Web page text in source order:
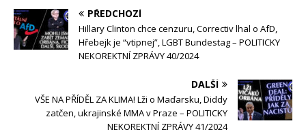
PŘEDCHOZÍ
Hillary Clinton chce cenzuru, Correctiv lhal o AfD,
Hřebejk je “vtipnej”, LGBT Bundestag – POLITICKY
NEKOREKTNÍ ZPRÁVY 40/2024
DALŠÍ
VŠE NA PŘÍDĚL ZA KLIMA! Lži o Maďarsku, Diddy
zatčen, ukrajinské MMA v Praze – POLITICKY
NEKOREKTNÍ ZPRÁVY 41/2024